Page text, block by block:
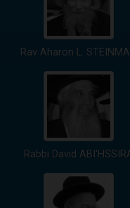
Rav Aharon L.
Rabbi David